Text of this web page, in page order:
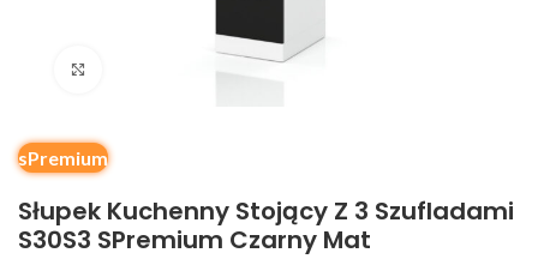
sPremium
Słupek Kuchenny Stojący Z 3 Szufladami
S30S3 SPremium Czarny Mat